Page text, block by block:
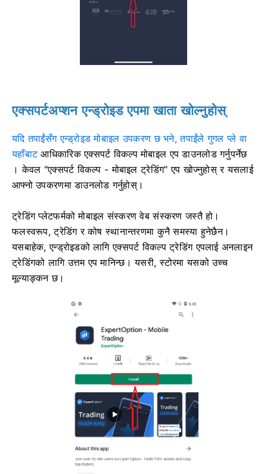
एक्सपर्टअप्शन एन्ड्रोइड एपमा खाता खोल्नुहोस्
यदि तपाईंसँग एन्ड्रोइड मोबाइल उपकरण छ भने, तपाईंले गुगल प्ले वा
यहाँबाटआधिकारिक एक्सपर्ट विकल्प मोबाइल एप डाउनलोड गर्नुपर्नेछ
। केवल "एक्सपर्ट विकल्प - मोबाइल ट्रेडिंग" एप खोज्नुहोस् र यसलाई
आफ्नो उपकरणमा डाउनलोड गर्नुहोस्।
ट्रेडिंग प्लेटफर्मको मोबाइल संस्करण वेब संस्करण जस्तै हो।
फलस्वरूप, ट्रेडिंग र कोष स्थानान्तरणमा कुनै समस्या हुनेछैन।
यसबाहेक, एन्ड्रोइडको लागि एक्सपर्ट विकल्प ट्रेडिंग एपलाई अनलाइन
ट्रेडिंगको लागि उत्तम एप मानिन्छ। यसरी, स्टोरमा यसको उच्च
मूल्याङ्कन छ।